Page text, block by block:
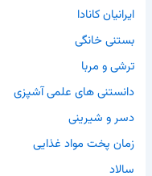
ایرانیان کانادا
بستنی خانگی
ترشی و مربا
دانستنی های علمی آشپزی
دسر و شیرینی
زمان پخت مواد غذایی
سالاد